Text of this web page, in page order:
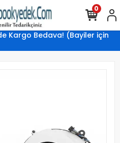
Kargo Bedava! (Bayiler için
0